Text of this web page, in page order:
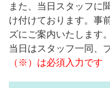
また、当日スタッフに
け付けております。事
ズにご案内いたします。
当日はスタッフ一同、
（※）は必須入力です